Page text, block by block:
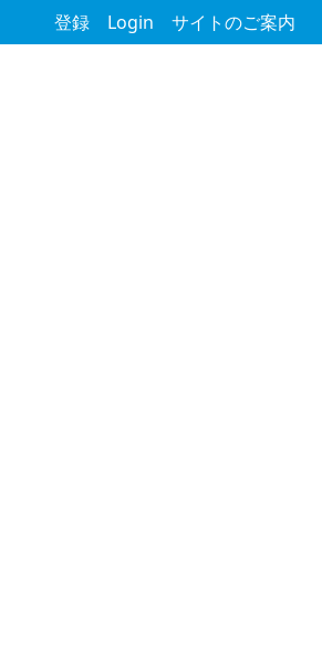
登録 Login サイトのご案内